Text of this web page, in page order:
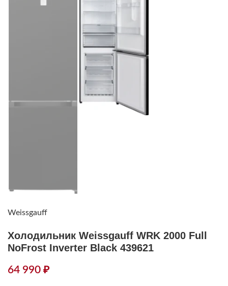
Weissgauff
Холодильник Weissgauff WRK 2000 Full
NoFrost Inverter Black 439621
64 990 ₽